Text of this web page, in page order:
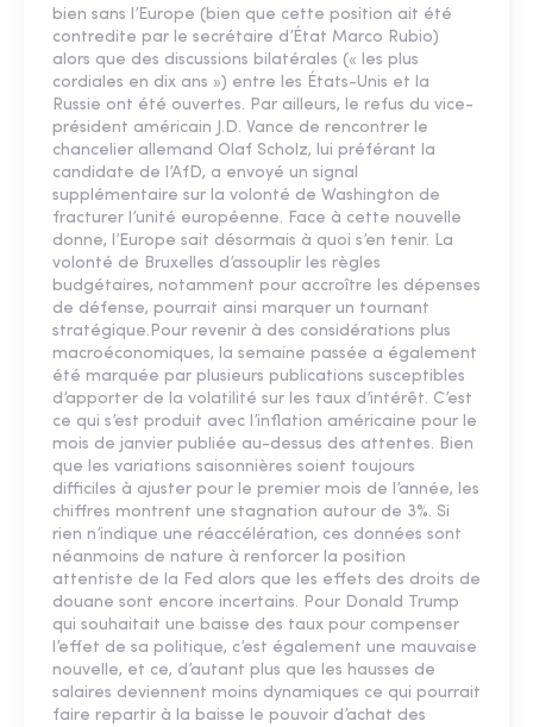
bien sans l’Europe (bien que cette position ait été
contredite par le secrétaire d’État Marco Rubio)
alors que des discussions bilatérales (« les plus
cordiales en dix ans ») entre les États-Unis et la
Russie ont été ouvertes. Par ailleurs, le refus du vice-
président américain J.D. Vance de rencontrer le
chancelier allemand Olaf Scholz, lui préférant la
candidate de l’AfD, a envoyé un signal
supplémentaire sur la volonté de Washington de
fracturer l’unité européenne. Face à cette nouvelle
donne, l’Europe sait désormais à quoi s’en tenir. La
volonté de Bruxelles d’assouplir les règles
budgétaires, notamment pour accroître les dépenses
de défense, pourrait ainsi marquer un tournant
stratégique.​Pour revenir à des considérations plus
macroéconomiques, la semaine passée a également
été marquée par plusieurs publications susceptibles
d’apporter de la volatilité sur les taux d’intérêt. C’est
ce qui s’est produit avec l’inflation américaine pour le
mois de janvier publiée au-dessus des attentes. Bien
que les variations saisonnières soient toujours
difficiles à ajuster pour le premier mois de l’année, les
chiffres montrent une stagnation autour de 3%. Si
rien n’indique une réaccélération, ces données sont
néanmoins de nature à renforcer la position
attentiste de la Fed alors que les effets des droits de
douane sont encore incertains. Pour Donald Trump
qui souhaitait une baisse des taux pour compenser
l’effet de sa politique, c’est également une mauvaise
nouvelle, et ce, d’autant plus que les hausses de
salaires deviennent moins dynamiques ce qui pourrait
faire repartir à la baisse le pouvoir d’achat des